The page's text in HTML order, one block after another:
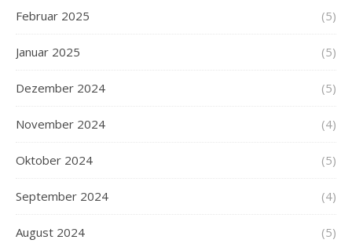
Februar 2025 (5)
Januar 2025 (5)
Dezember 2024 (5)
November 2024 (4)
Oktober 2024 (5)
September 2024 (4)
August 2024 (5)